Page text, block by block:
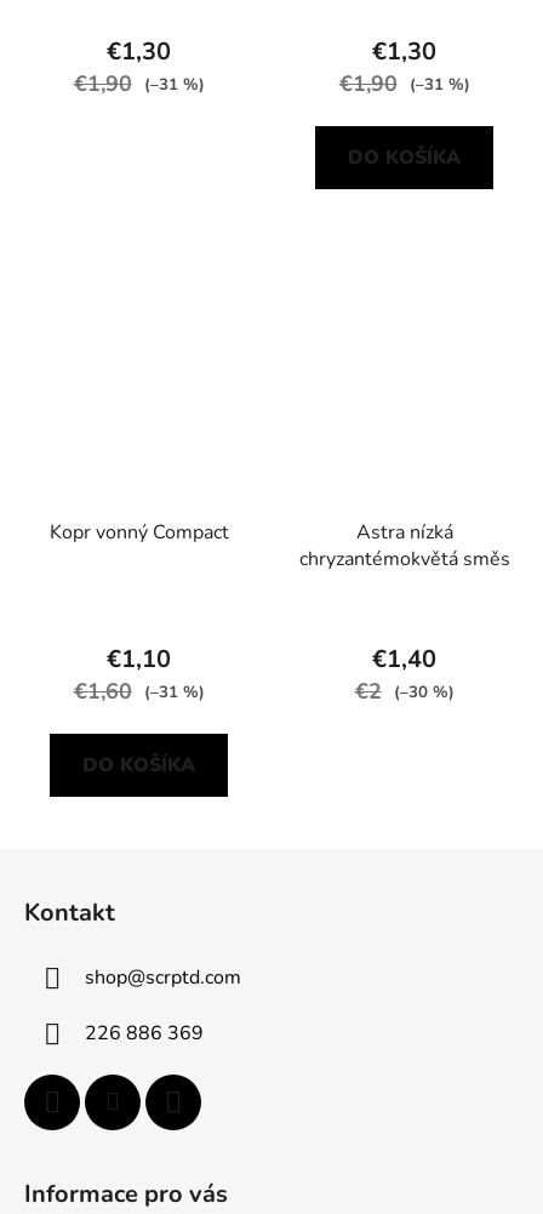
€1,30
€1,90 (–31 %)
€1,30
€1,90 (–31 %)
DO KOŠÍKA
Kopr vonný Compact
€1,10
€1,60 (–31 %)
DO KOŠÍKA
Astra nízká
chryzantémokvětá směs
€1,40
€2 (–30 %)
Kontakt
shop@scrptd.com
226 886 369
Informace pro vás